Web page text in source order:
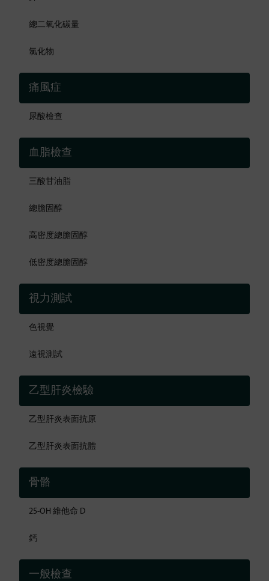
總二氧化碳量
氯化物
痛風症
尿酸檢查
血脂檢查
三酸甘油脂
總膽固醇
高密度總膽固醇
低密度總膽固醇
視力測試
色視覺
遠視測試
乙型肝炎檢驗
乙型肝炎表面抗原
乙型肝炎表面抗體
骨骼
25-OH 維他命 D
鈣
一般檢查